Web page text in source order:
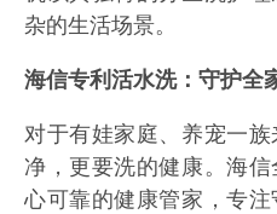
杂的生活场景。
海信专利活水洗：守护全
对于有娃家庭、养宠一
净，更要洗的健康。海
心可靠的健康管家，专